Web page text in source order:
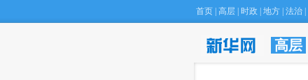
首页 高层 时政 地方 法治
高层